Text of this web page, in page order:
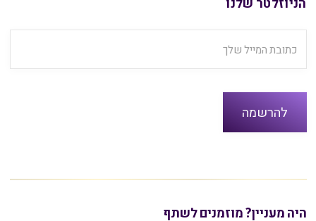
הניוזלטר שלנו
היה מעניין? מוזמנים לשתף